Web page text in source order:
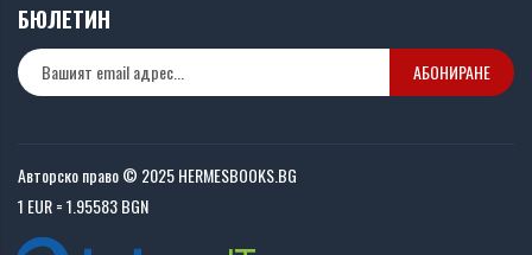
БЮЛЕТИН
АБОНИРАНЕ
Авторско право © 2025 HERMESBOOKS.BG
1 EUR = 1.95583 BGN